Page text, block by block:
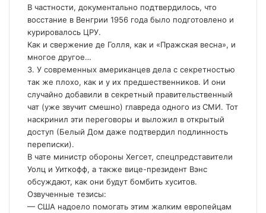
В частности, документально подтвердилось, что
восстание в Венгрии 1956 года было подготовлено и
курировалось ЦРУ.
Как и свержение де Голля, как и «Пражская весна», и
многое другое…
3. У современных американцев дела с секретностью
так же плохо, как и у их предшественников. И они
случайно добавили в секретный правительственный
чат (уже звучит смешно) главреда одного из СМИ. Тот
наскринил эти переговоры и выложил в открытый
доступ (Белый Дом даже подтвердил подлинность
переписки).
В чате министр обороны Хегсет, спецпредставители
Уолц и Уиткофф, а также вице-президент Вэнс
обсуждают, как они будут бомбить хуситов.
Озвученные тезисы:
— США надоело помогать этим жалким европейцам